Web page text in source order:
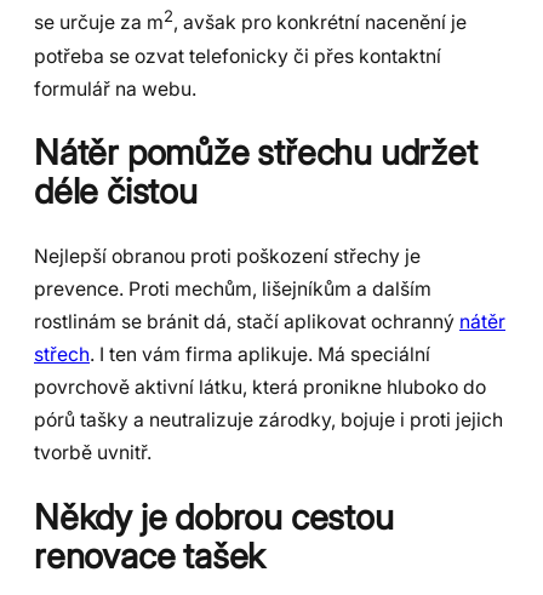
se určuje za m2, avšak pro konkrétní nacenění je
potřeba se ozvat telefonicky či přes kontaktní
formulář na webu.
Nátěr pomůže střechu udržet
déle čistou
Nejlepší obranou proti poškození střechy je
prevence. Proti mechům, lišejníkům a dalším
rostlinám se bránit dá, stačí aplikovat ochranný nátěr
střech. I ten vám firma aplikuje. Má speciální
povrchově aktivní látku, která pronikne hluboko do
pórů tašky a neutralizuje zárodky, bojuje i proti jejich
tvorbě uvnitř.
Někdy je dobrou cestou
renovace tašek